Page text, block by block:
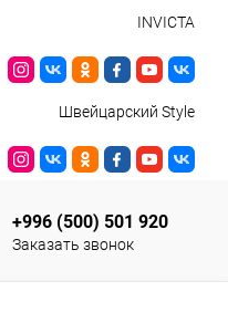
INVICTA
Швейцарский Style
+996 (500) 501 920
Заказать звонок